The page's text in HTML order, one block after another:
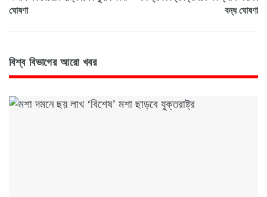
ঘোষণা
বন্ধ ঘোষণা
বিশ্ব বিভাগের আরো খবর